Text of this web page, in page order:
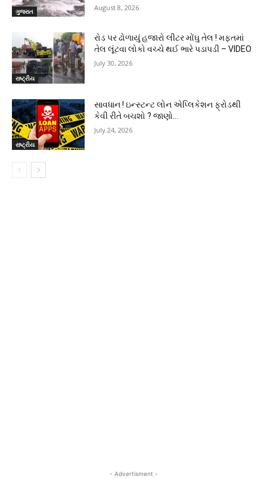
ગુજરાત August 8, 2026
રાષ્ટ્રીય
રોડ પર ઢોળાયું હજારો લીટર મોંઘુ તેલ ! મફતમાં
તેલ લૂંટવા લોકો વચ્ચે થઈ ભારે પડાપડી – VIDEO
July 30, 2026
રાષ્ટ્રીય
સાવધાન ! ઇન્સ્ટન્ટ લોન એપ્લિકેશન ફ્રોડથી
કેવી રીતે બચશો ? જાણો…
July 24, 2026
- Advertisment -